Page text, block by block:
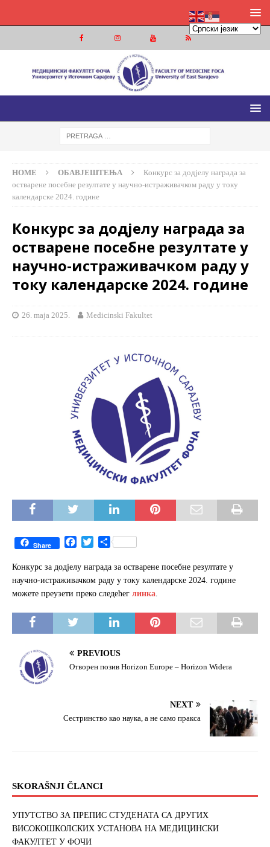
МЕДИЦИНСКИ ФАКУЛТЕТ ФОЧА
МЕДИЦИНСКИ ФАКУЛТЕТ УНИВЕРЗИТЕТА У ИСТОЧНОМ
HOME ОБАВЈЕШТЕЊА
Конкурс за додјелу награда за
остварене посебне резултате у научно-истраживачком раду у току
календарске 2024. године
Конкурс за додјелу награда за
остварене посебне резултате у
научно-истраживачком раду у
току календарске 2024. године
26. maja 2025. Medicinski Fakultet
Share
c
e
b
o
k
i
t
t
r
S
a
r
e
Конкурс за додјелу награда за остварене посебне резултате у
научно-истраживачком раду у току календарске 2024. године
можете преузети преко следећег линка
PREVIOUS
Отворен позив Horizon Europe – Horizon Widera
NEXT
Сестринство као наука, а не само пракса
SKORAŠNJI ČLANCI
УПУТСТВО ЗА ПРЕПИС СТУДЕНАТА СА ДРУГИХ
ВИСОКОШКОЛСКИХ УСТАНОВА НА МЕДИЦИНСКИ
ФАКУЛТЕТ У ФОЧИ